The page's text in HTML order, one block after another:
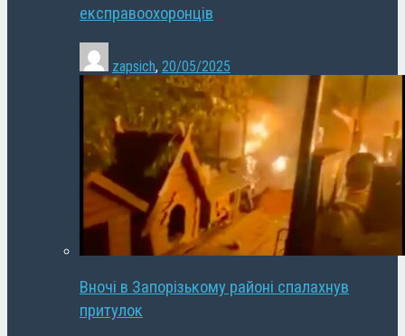
експравоохоронців
zapsich, 20/05/2025
Вночі в Запорізькому районі спалахнув
притулок